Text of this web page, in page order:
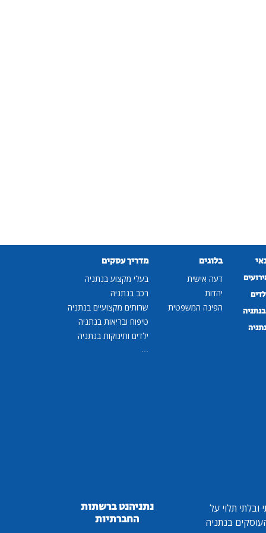
בלוגים
דעה אישית
יהדות
הפינה המשפטית
מדריך עסקים
בעלי מקצוע בנתניה
רכב בנתניה
שרותים מקצועיים בנתניה
טיפוח ובריאות בנתניה
ילדים ותינוקות בנתניה
...
תלוי על
בנתניה
נתניהנט ברשתות
החברתיות